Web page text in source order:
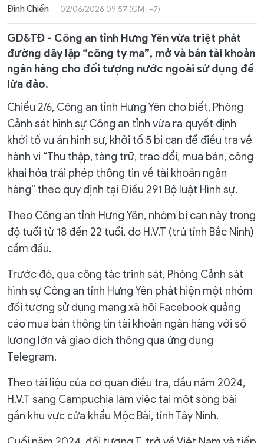
Đinh Chiến 02/06/2026 09:57 (GMT+7)
GD&TĐ - Công an tỉnh Hưng Yên vừa triệt phát
đường dây lập “công ty ma”, mở và bán tài khoản
ngân hàng cho đối tượng nước ngoài sử dụng để
lừa đảo.
Chiều 2/6, Công an tỉnh Hưng Yên cho biết, Phòng
Cảnh sát hình sự Công an tỉnh vừa ra quyết định
khởi tố vụ án hình sự, khởi tố 5 bị can để điều tra về
hành vi “Thu thập, tàng trữ, trao đổi, mua bán, công
khai hóa trái phép thông tin về tài khoản ngân
hàng” theo quy định tại Điều 291 Bộ luật Hình sự.
Theo Công an tỉnh Hưng Yên, nhóm bị can này trong
độ tuổi từ 18 đến 22 tuổi, do H.V.T (trú tỉnh Bắc Ninh)
cầm đầu.
Trước đó, qua công tác trinh sát, Phòng Cảnh sát
hình sự Công an tỉnh Hưng Yên phát hiện một nhóm
đối tượng sử dụng mạng xã hội Facebook quảng
cáo mua bán thông tin tài khoản ngân hàng với số
lượng lớn và giao dịch thông qua ứng dụng
Telegram.
Theo tài liệu của cơ quan điều tra, đầu năm 2024,
H.V.T sang Campuchia làm việc tại một sòng bài
gần khu vực cửa khẩu Mộc Bài, tỉnh Tây Ninh.